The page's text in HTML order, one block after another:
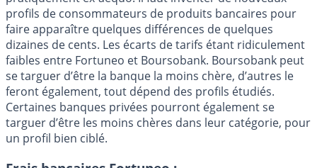
profils de consommateurs de produits bancaires pour
faire apparaître quelques différences de quelques
dizaines de cents. Les écarts de tarifs étant ridiculement
faibles entre Fortuneo et Boursobank. Boursobank peut
se targuer d’être la banque la moins chère, d’autres le
feront également, tout dépend des profils étudiés.
Certaines banques privées pourront également se
targuer d’être les moins chères dans leur catégorie, pour
un profil bien ciblé.